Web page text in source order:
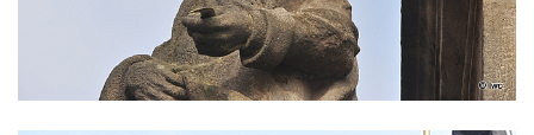
Sloup Nejsvětější trojice v Teplicích
Sloup Panny Marie ve Vysokém nad
Jizerou